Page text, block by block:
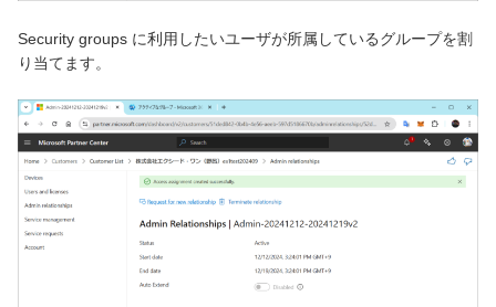
Security groups に利用したいユーザが所属しているグループを割
り当てます。